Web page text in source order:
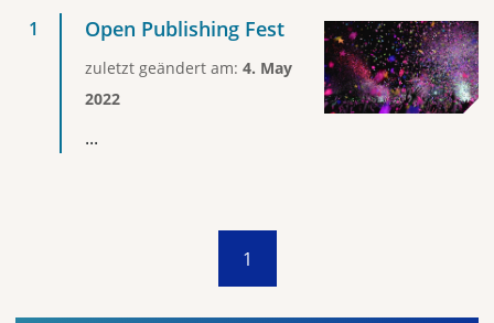
Open Publishing Fest
zuletzt geändert am: 4. May
2022
...
1